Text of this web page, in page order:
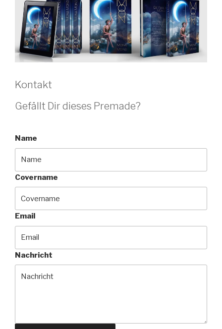
Kontakt
Gefällt Dir dieses Premade?
Name
Covername
Email
Nachricht